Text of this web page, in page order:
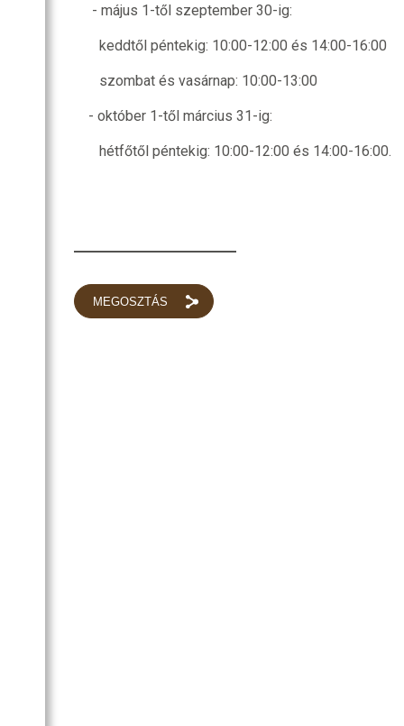
és nagykönyvtár
- május 1-től szeptember 30-ig:
keddtől péntekig: 10:00-12:00 és 14:00-16:00
szombat és vasárnap: 10:00-13:00
- október 1-től március 31-ig:
hétfőtől péntekig: 10:00-12:00 és 14:00-16:00.
MEGOSZTÁS